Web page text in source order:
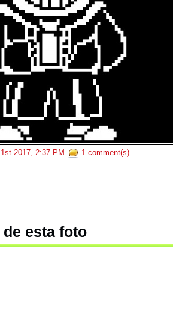
2017, 2:37 PM 1 comment(s)
esta foto